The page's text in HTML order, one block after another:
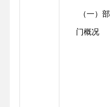
（一）部
门概况